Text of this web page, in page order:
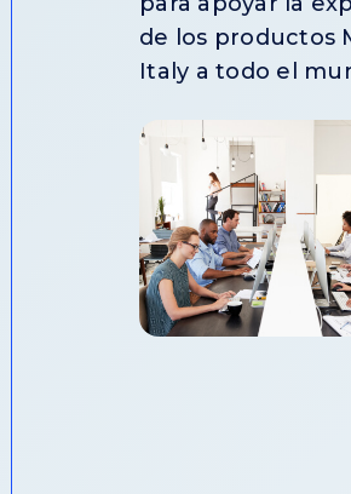
de los productos
Italy a todo el